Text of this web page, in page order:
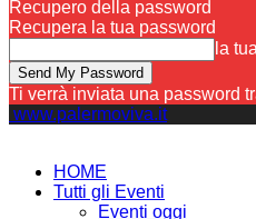
Recupero della password
Recupera la tua password
la
Ti verrà inviata una password
www.palermoviva.it
HOME
Tutti gli Eventi
Eventi oggi